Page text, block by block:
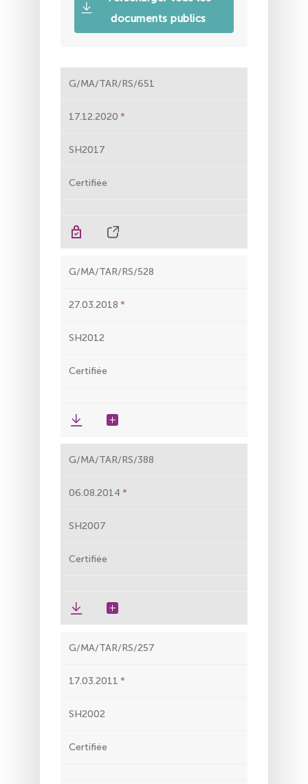
documents publics
G/MA/TAR/RS/651
17.12.2020
SH2017
Certifiée
G/MA/TAR/RS/528
27.03.2018
SH2012
Certifiée
G/MA/TAR/RS/388
06.08.2014
SH2007
Certifiée
G/MA/TAR/RS/257
17.03.2011
SH2002
Certifiée